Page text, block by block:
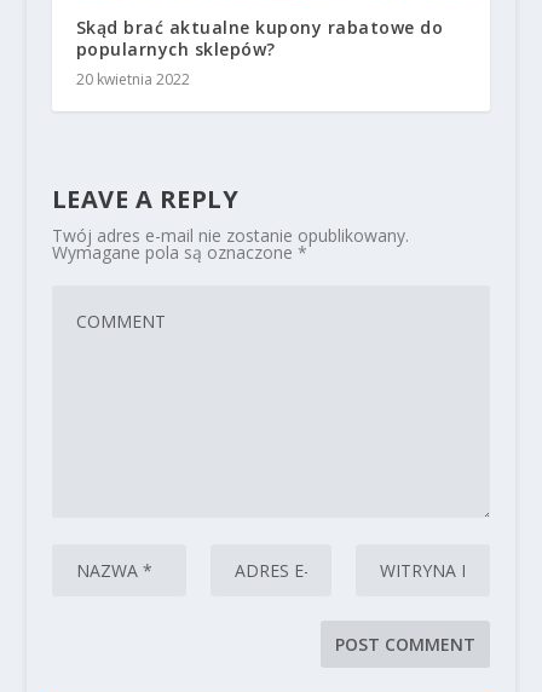
Skąd brać aktualne kupony rabatowe do
popularnych sklepów?
20 kwietnia 2022
LEAVE A REPLY
Twój adres e-mail nie zostanie opublikowany.
Wymagane pola są oznaczone *